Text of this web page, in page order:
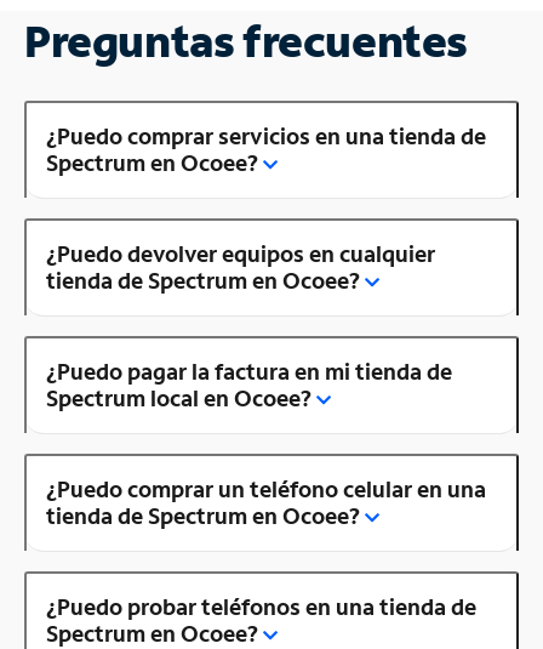
Preguntas frecuentes
¿Puedo comprar servicios en una tienda de
Spectrum en Ocoee?
¿Puedo devolver equipos en cualquier
tienda de Spectrum en Ocoee?
¿Puedo pagar la factura en mi tienda de
Spectrum local en Ocoee?
¿Puedo comprar un teléfono celular en una
tienda de Spectrum en Ocoee?
¿Puedo probar teléfonos en una tienda de
Spectrum en Ocoee?